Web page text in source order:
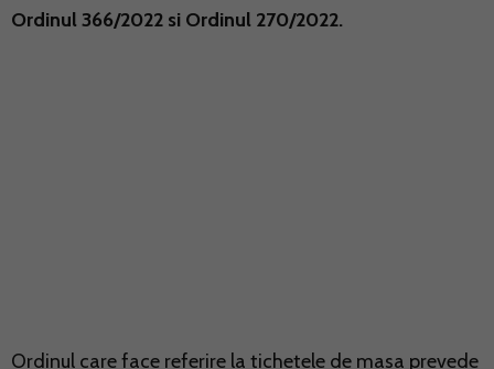
Ordinul 366/2022 si Ordinul 270/2022.
Ordinul care face referire la tichetele de masa prevede